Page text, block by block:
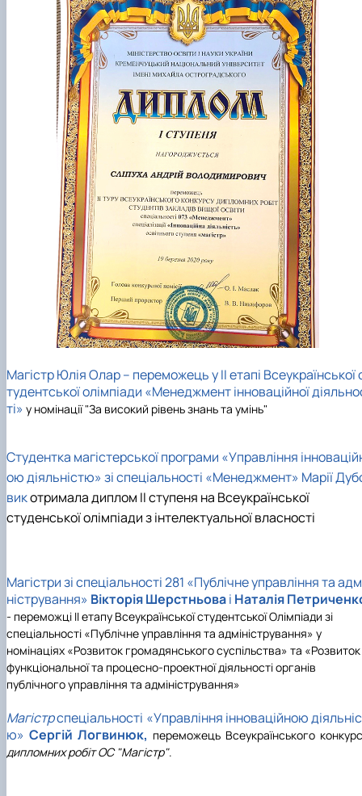
Магістр Юлія Олар – переможець у ІІ етапі Всеукраїнської
тудентської олімпіади «Менеджмент інноваційної
ті» у номінації "За високий рівень знань та умінь"
Студентка магістерської програми «Управління
ою діяльністю» зі спеціальності «Менеджмент» Марії
викотримала диплом II ступеня на Всеукраїнської
студенської олімпіади з інтелектуальної власності
Магістри зі спеціальності 281 «Публічне управління та
ністрування» Вікторія Шерстньоваі Наталія
- переможці II етапу Всеукраїнської студентської Олімпіади зі
спеціальності «Публічне управління та адміністрування» у
номінаціях «Розвиток громадянського суспільства» та «Розвиток
функціональної та процесно-проектної діяльності органів
публічного управління та адміністрування»
Магістрспеціальності «Управління інноваційною
ю» Сергій Логвинюк, переможець Всеукраїнського
дипломних робіт ОС "Магістр".